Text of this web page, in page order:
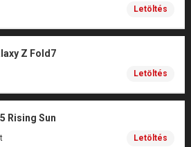
Letöltés
Z Fold7
Letöltés
Rising Sun
Letöltés